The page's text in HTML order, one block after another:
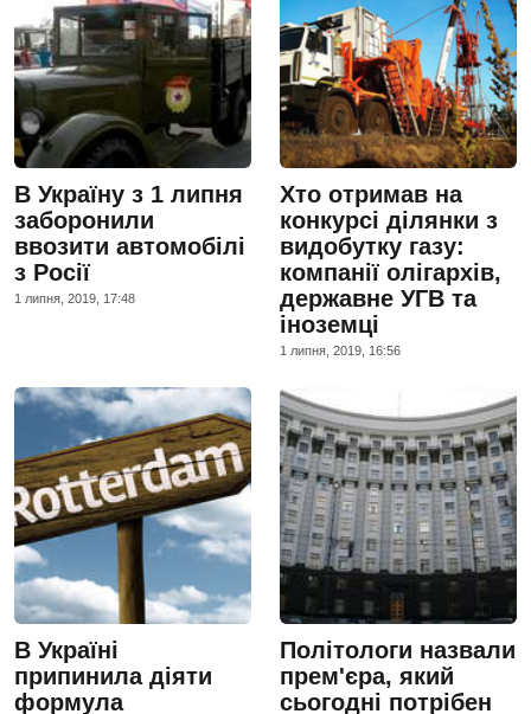
В Україну з 1 липня
заборонили
ввозити автомобілі
з Росії
1 липня, 2019, 17:48
Хто отримав на
конкурсі ділянки з
видобутку газу:
компанії олігархів,
державне УГВ та
іноземці
1 липня, 2019, 16:56
В Україні
припинила діяти
формула
Політологи назвали
прем'єра, який
сьогодні потрібен